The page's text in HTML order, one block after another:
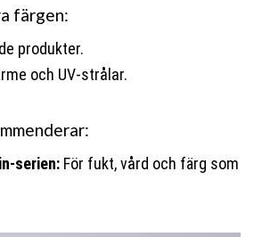
färgen:
produkter.
och UV-strålar.
serien: För fukt, vård och färg som